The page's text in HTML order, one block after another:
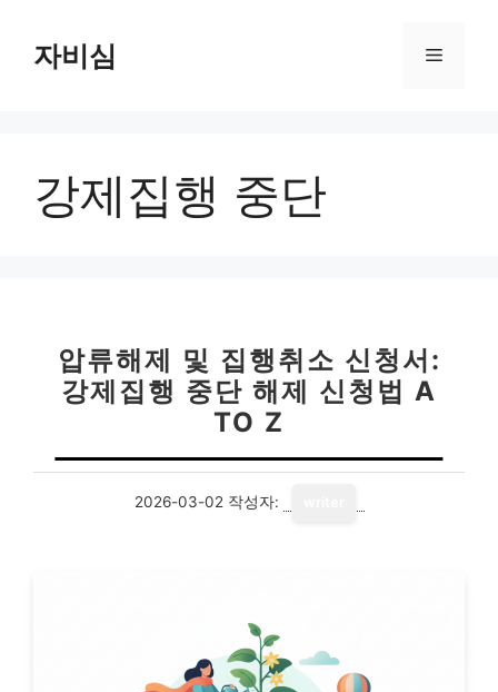
자비심 메
강제집행 중단
압류해제 및 집행취소 신청서:
강제집행 중단 해제 신청법 A
TO Z
2026-03-02 작성자: